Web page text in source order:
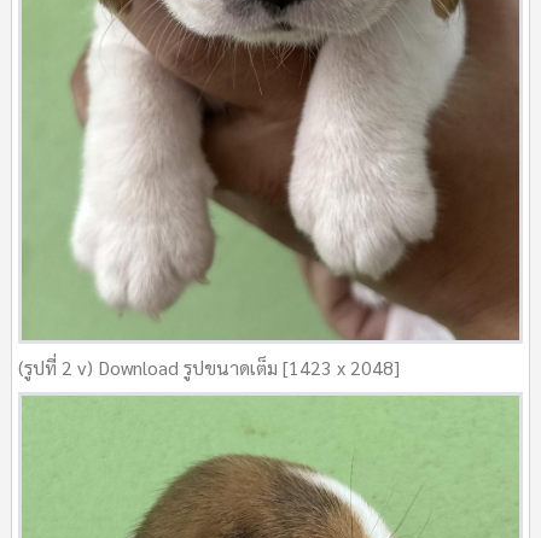
(รูปที่ 2 v) Download รูปขนาดเต็ม [1423 x 2048]